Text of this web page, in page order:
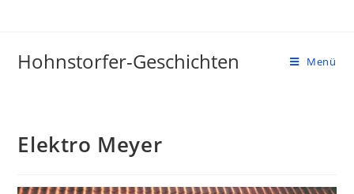
Hohnstorfer-Geschichten Menü
Elektro Meyer